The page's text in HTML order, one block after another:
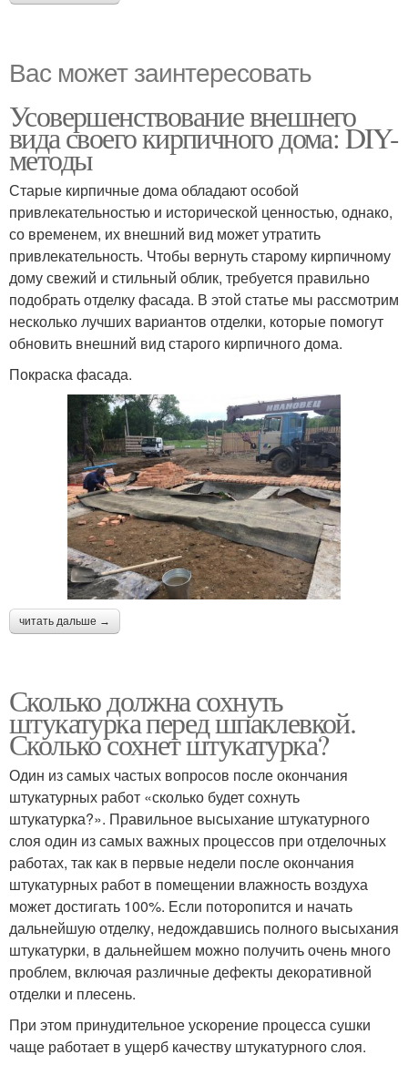
Вас может заинтересовать
Усовершенствование внешнего
вида своего кирпичного дома: DIY-
методы
Старые кирпичные дома обладают особой
привлекательностью и исторической ценностью, однако,
со временем, их внешний вид может утратить
привлекательность. Чтобы вернуть старому кирпичному
дому свежий и стильный облик, требуется правильно
подобрать отделку фасада. В этой статье мы рассмотрим
несколько лучших вариантов отделки, которые помогут
обновить внешний вид старого кирпичного дома.
Покраска фасада.
читать дальше →
Сколько должна сохнуть
штукатурка перед шпаклевкой.
Сколько сохнет штукатурка?
Один из самых частых вопросов после окончания
штукатурных работ «сколько будет сохнуть
штукатурка?». Правильное высыхание штукатурного
слоя один из самых важных процессов при отделочных
работах, так как в первые недели после окончания
штукатурных работ в помещении влажность воздуха
может достигать 100%. Если поторопится и начать
дальнейшую отделку, недождавшись полного высыхания
штукатурки, в дальнейшем можно получить очень много
проблем, включая различные дефекты декоративной
отделки и плесень.
При этом принудительное ускорение процесса сушки
чаще работает в ущерб качеству штукатурного слоя.